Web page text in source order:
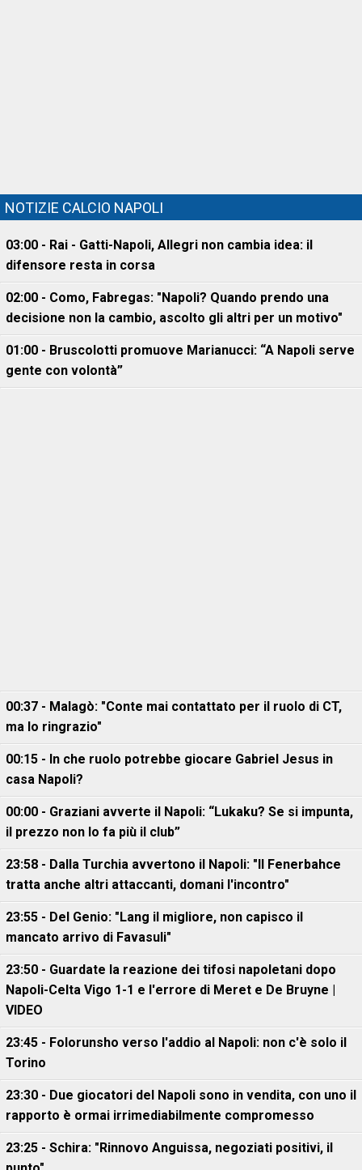
NOTIZIE CALCIO NAPOLI
03:00 - Rai - Gatti-Napoli, Allegri non cambia idea: il
difensore resta in corsa
02:00 - Como, Fabregas: "Napoli? Quando prendo una
decisione non la cambio, ascolto gli altri per un motivo"
01:00 - Bruscolotti promuove Marianucci: “A Napoli serve
gente con volontà”
00:37 - Malagò: "Conte mai contattato per il ruolo di CT,
ma lo ringrazio"
00:15 - In che ruolo potrebbe giocare Gabriel Jesus in
casa Napoli?
00:00 - Graziani avverte il Napoli: “Lukaku? Se si impunta,
il prezzo non lo fa più il club”
23:58 - Dalla Turchia avvertono il Napoli: "Il Fenerbahce
tratta anche altri attaccanti, domani l'incontro"
23:55 - Del Genio: "Lang il migliore, non capisco il
mancato arrivo di Favasuli"
23:50 - Guardate la reazione dei tifosi napoletani dopo
Napoli-Celta Vigo 1-1 e l'errore di Meret e De Bruyne |
VIDEO
23:45 - Folorunsho verso l'addio al Napoli: non c'è solo il
Torino
23:30 - Due giocatori del Napoli sono in vendita, con uno il
rapporto è ormai irrimediabilmente compromesso
23:25 - Schira: "Rinnovo Anguissa, negoziati positivi, il